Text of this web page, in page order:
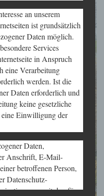
an unserem
ist grundsätzlich
Daten möglich.
Services
in Anspruch
eine Verarbeitung
werden. Ist die
Daten erforderlich und
keine gesetzliche
Einwilligung der
Daten,
Anschrift, E-Mail-
betroffenen Person,
Datenschutz-
mit den für